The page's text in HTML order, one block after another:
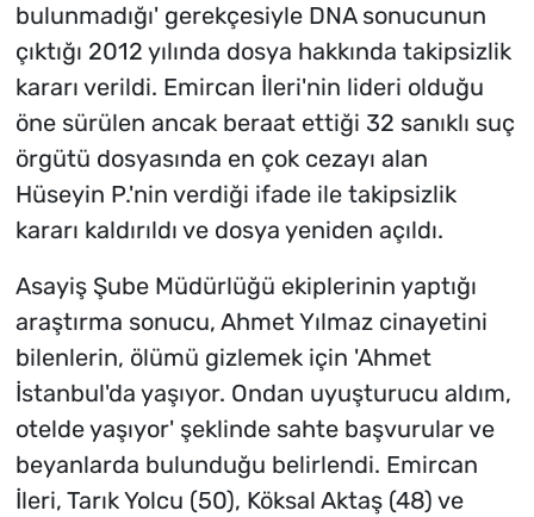
bulunmadığı' gerekçesiyle DNA sonucunun
çıktığı 2012 yılında dosya hakkında takipsizlik
kararı verildi. Emircan İleri'nin lideri olduğu
öne sürülen ancak beraat ettiği 32 sanıklı suç
örgütü dosyasında en çok cezayı alan
Hüseyin P.'nin verdiği ifade ile takipsizlik
kararı kaldırıldı ve dosya yeniden açıldı.
Asayiş Şube Müdürlüğü ekiplerinin yaptığı
araştırma sonucu, Ahmet Yılmaz cinayetini
bilenlerin, ölümü gizlemek için 'Ahmet
İstanbul'da yaşıyor. Ondan uyuşturucu aldım,
otelde yaşıyor' şeklinde sahte başvurular ve
beyanlarda bulunduğu belirlendi. Emircan
İleri, Tarık Yolcu (50), Köksal Aktaş (48) ve